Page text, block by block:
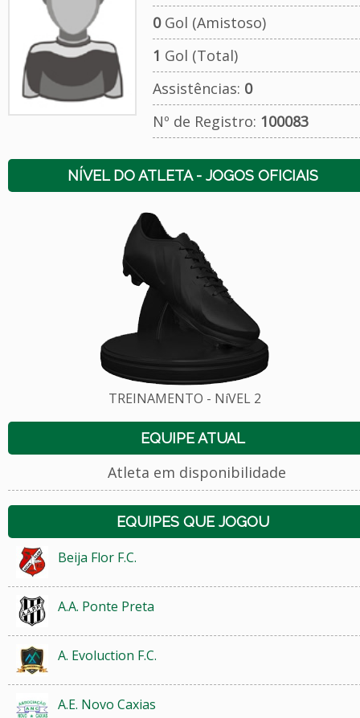
0Gol (Amistoso)
1 Gol (Total)
Assistências: 0
Nº de Registro: 100083
NÍVEL DO ATLETA - JOGOS OFICIAIS
TREINAMENTO - NíVEL 2
EQUIPE ATUAL
Atleta em disponibilidade
EQUIPES QUE JOGOU
Beija Flor F.C.
A.A. Ponte Preta
A. Evoluction F.C.
A.E. Novo Caxias